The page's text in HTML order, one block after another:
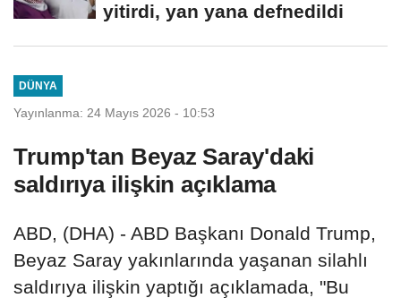
yitirdi, yan yana defnedildi
DÜNYA
Yayınlanma: 24 Mayıs 2026 - 10:53
Trump'tan Beyaz Saray'daki
saldırıya ilişkin açıklama
ABD, (DHA) - ABD Başkanı Donald Trump,
Beyaz Saray yakınlarında yaşanan silahlı
saldırıya ilişkin yaptığı açıklamada, "Bu